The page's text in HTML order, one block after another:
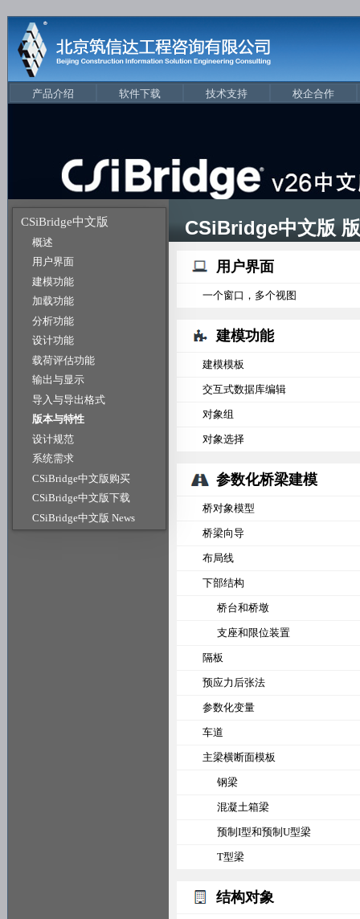
产品介绍 软件下载 技术支持 校企合作
CSiBridge中文版
概述
用户界面
建模功能
加载功能
分析功能
设计功能
载荷评估功能
输出与显示
导入与导出格式
版本与特性
设计规范
系统需求
CSiBridge中文版购买
CSiBridge中文版下载
CSiBridge中文版 News
CSiBridge中文版
用户界面
一个窗口，多个视图
建模功能
建模模板
交互式数据库编辑
对象组
对象选择
参数化桥梁建模
桥对象模型
桥梁向导
布局线
下部结构
桥台和桥墩
支座和限位装置
隔板
预应力后张法
参数化变量
车道
主梁横断面模板
钢梁
混凝土箱梁
预制I型和预制U型梁
T型梁
结构对象